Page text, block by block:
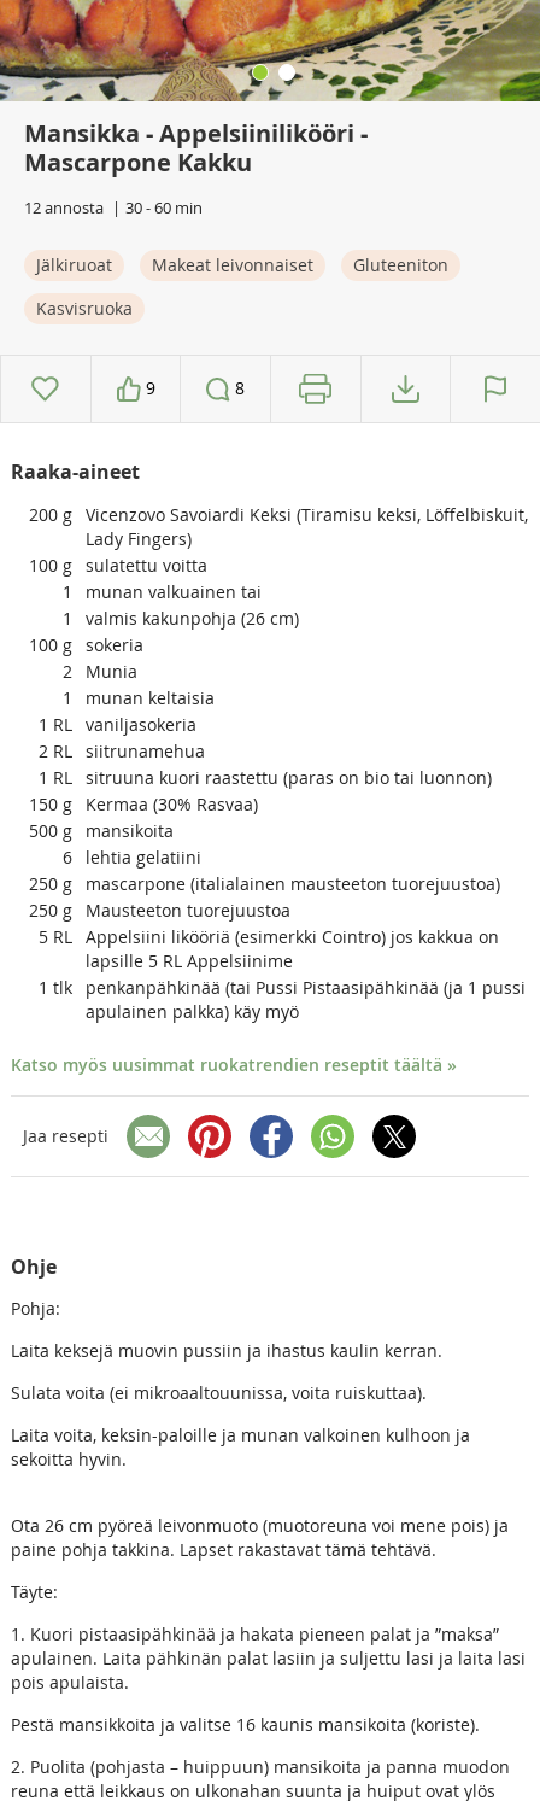
Mansikka - Appelsiinilikööri -
Mascarpone Kakku
12 annosta 30 - 60 min
Jälkiruoat Makeat leivonnaiset
Gluteeniton
Kasvisruoka
9 8
Raaka-aineet
200 g Vicenzovo Savoiardi Keksi (Tiramisu keksi, Löffelbiskuit,
Lady Fingers)
100 g sulatettu voitta
1
munan valkuainen tai
1
valmis kakunpohja (26 cm)
100 g sokeria
2
Munia
1
munan keltaisia
1 RL vaniljasokeria
2 RL siitrunamehua
1 RL sitruuna kuori raastettu (paras on bio tai luonnon)
150 g
Kermaa (30% Rasvaa)
500 g
mansikoita
6
lehtia gelatiini
250 g
mascarpone (italialainen mausteeton tuorejuustoa)
250 g
Mausteeton tuorejuustoa
5 RL Appelsiini likööriä (esimerkki Cointro) jos kakkua on
lapsille 5 RL Appelsiinime
1 tlk
penkanpähkinää (tai Pussi Pistaasipähkinää (ja 1 pussi
apulainen palkka) käy myö
Katso myös uusimmat ruokatrendien reseptit täältä »
Jaa resepti
Ohje
Pohja:
Laita keksejä muovin pussiin ja ihastus kaulin kerran.
Sulata voita (ei mikroaaltouunissa, voita ruiskuttaa).
Laita voita, keksin-paloille ja munan valkoinen kulhoon ja
sekoitta hyvin.
Ota 26 cm pyöreä leivonmuoto (muotoreuna voi mene pois) ja
paine pohja takkina. Lapset rakastavat tämä tehtävä.
Täyte:
1. Kuori pistaasipähkinää ja hakata pieneen palat ja ”maksa”
apulainen. Laita pähkinän palat lasiin ja suljettu lasi ja laita lasi
pois apulaista.
Pestä mansikkoita ja valitse 16 kaunis mansikoita (koriste).
2. Puolita (pohjasta – huippuun) mansikoita ja panna muodon
reuna että leikkaus on ulkonahan suunta ja huiput ovat ylös